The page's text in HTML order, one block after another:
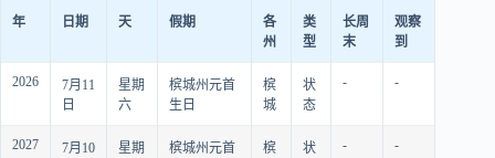
年 日期 天 假期
各
州
类
型
长周
末
观察
到
2026
7月11
日
星期
六
槟城州元首
生日
槟
城
状
态
- -
2027
7月10
星期
槟城州元首
槟
状
- -